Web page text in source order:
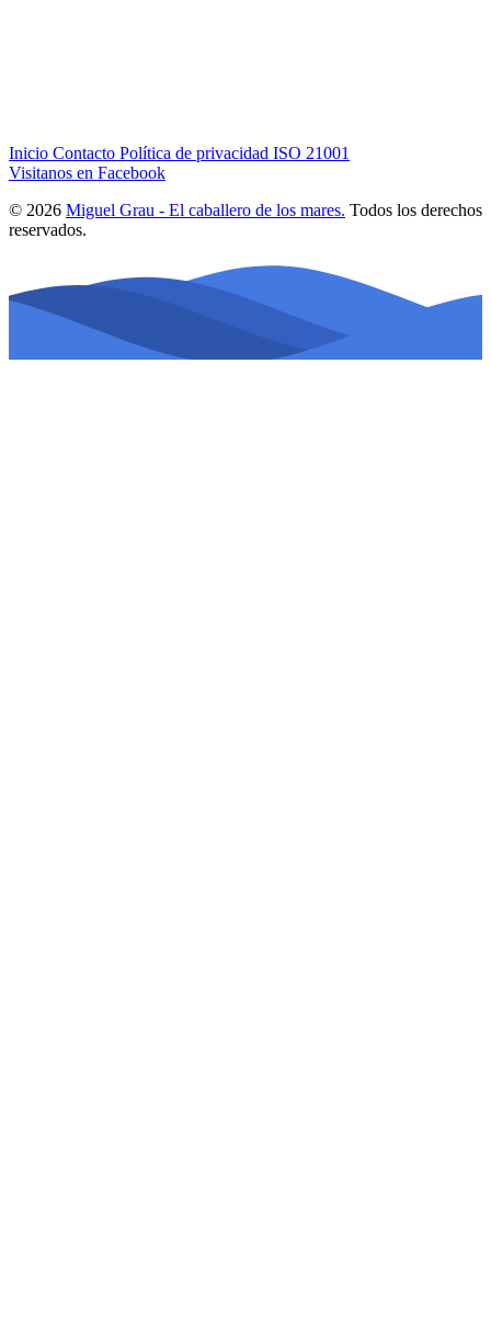
Inicio Contacto Política de privacidad ISO 21001
Visitanos en Facebook
© 2026 Miguel Grau - El caballero de los mares. Todos los derechos
reservados.